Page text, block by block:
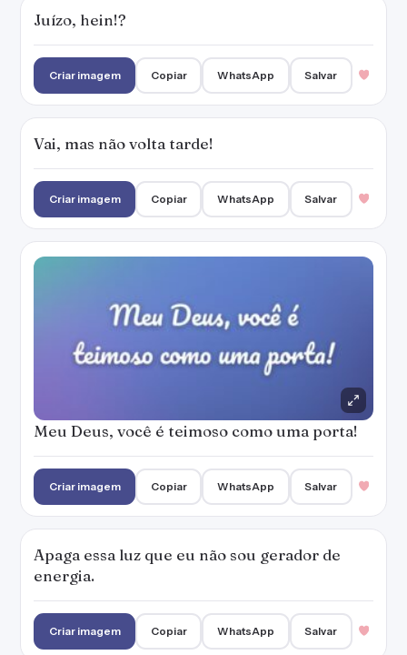
Juízo, hein!?
Criar imagem Copiar WhatsApp Salvar
Vai, mas não volta tarde!
Criar imagem Copiar WhatsApp Salvar
Meu Deus, você é teimoso como uma porta!
Criar imagem Copiar WhatsApp Salvar
Apaga essa luz que eu não sou gerador de
energia.
Criar imagem Copiar WhatsApp Salvar